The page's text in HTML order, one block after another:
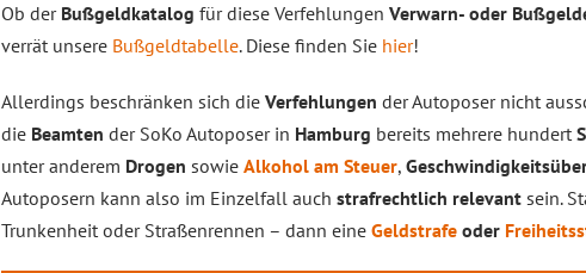
Ob der Bußgeldkatalog für diese Verfehlungen Verwarn- oder
verrät unsere Bußgeldtabelle. Diese finden Sie hier!
Allerdings beschränken sich die Verfehlungen der Autoposer nicht
die Beamten der SoKo Autoposer in Hamburg bereits mehrere hundert
unter anderem Drogen sowie Alkohol am Steuer,
Autoposern kann also im Einzelfall auch strafrechtlich relevant sein.
Trunkenheit oder Straßenrennen – dann eine Geldstrafe oder